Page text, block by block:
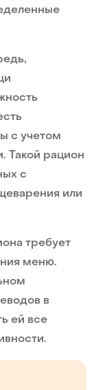
с учетом
Такой рацион
с
или
требует
меню.
в
ей все